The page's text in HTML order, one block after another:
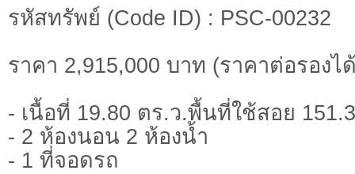
รหัสทรัพย์ (Code ID) : PSC-00232
ราคา 2,915,000 บาท (ราคาต่อรองไ
- เนื้อที่ 19.80 ตร.ว.พื้นที่ใช้สอย
- 2 ห้องนอน 2 ห้องน้ำ
- 1 ที่จอดรถ